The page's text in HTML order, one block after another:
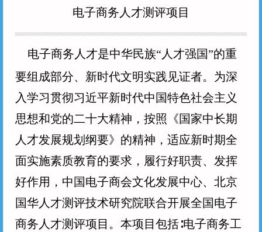
电子商务人才测评项目
电子商务人才是中华民族“人才强国”的重
要组成部分、新时代文明实践见证者。为深
入学习贯彻习近平新时代中国特色社会主义
思想和党的二十大精神，按照《国家中长期
人才发展规划纲要》的精神，适应新时期全
面实施素质教育的要求，履行好职责、发挥
好作用，中国电子商会文化发展中心、北京
国华人才测评技术研究院联合开展全国电子
商务人才测评项目。本项目包括∶电子商务工